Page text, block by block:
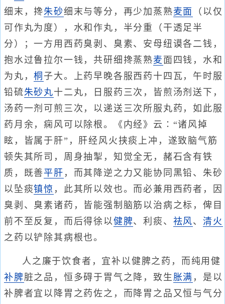
细末，搀朱砂细末与等分，再少加蒸熟麦面
（以仅
可作丸为度），水和作丸，半分重（干透足半
分）；一方用西药臭剥、臭素、安母纽谟各二钱，
抱水过鲁拉尔一钱，共研细搀蒸熟麦 面四钱，水和
为丸，桐 子大。上药早晚各服西药十四瓦，午时服
铅硫朱砂丸十二丸，日服药三次，皆煎汤剂送下，
汤药一剂可煎三次，以递送三次所服丸药，如此服
药月余，痫风可以除根。《内经》云∶“诸风掉
眩，皆属于肝”，肝经风火挟痰上冲，遂致脑气筋
顿失其所司，周身抽掣，知觉全无，赭石含有铁
质，既善 平肝 ，而其降逆之力又能协同黑铅、朱砂
以坠痰镇惊 ，此其所以效也。而必兼用西药者，因
臭剥、臭素诸药，皆能强制脑筋以治病之标，俾目
前不至反复，而后得徐以健脾、利痰、 祛风、清火
之药以铲除其病根也。
人之廉于饮食者，宜补以健脾之药，而纯用健
补脾脏之品，恒多碍于胃气之降，致生 胀满 ，是以
补脾者宜以降胃之药佐之，而降胃之品又恒与气分